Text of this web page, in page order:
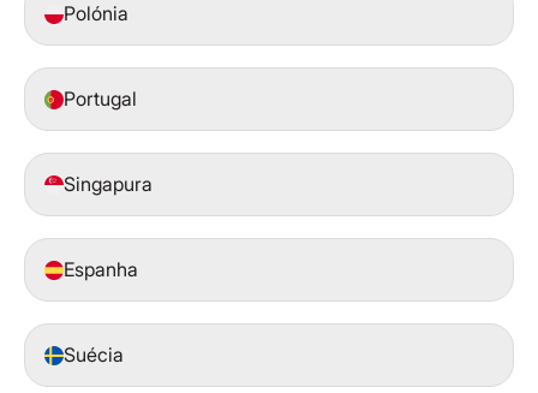
Polónia
Portugal
Singapura
Espanha
Suécia